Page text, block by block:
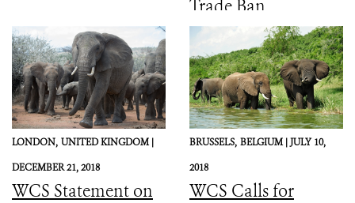
Trade Ban
LONDON, UNITED KINGDOM |
DECEMBER 21, 2018
WCS Statement on
BRUSSELS, BELGIUM |JULY 10,
2018
WCS Calls for